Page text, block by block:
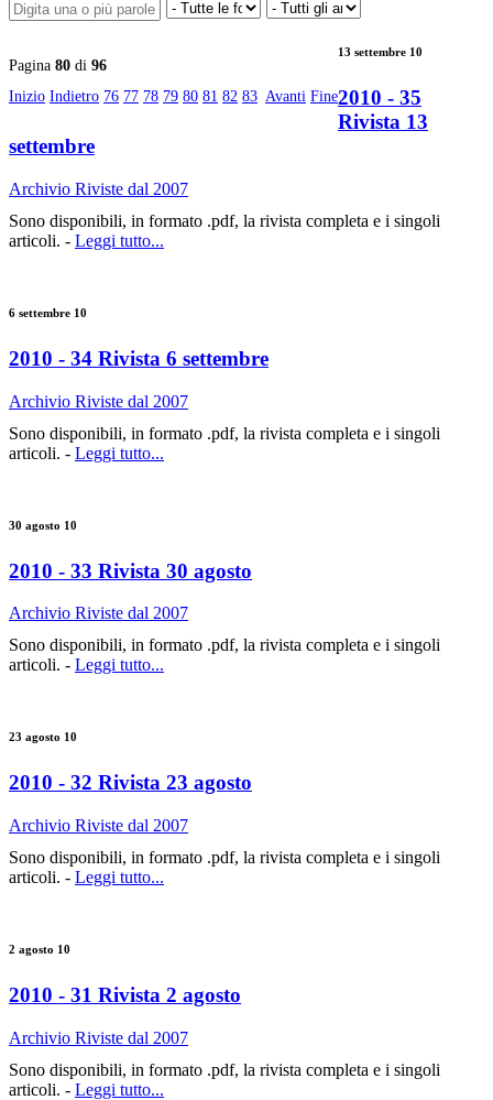
Pagina 80 di 96
Inizio Indietro 76 77 78 79 80 81 82 83 Avanti Fine
13 settembre 10
2010 - 35
Rivista 13
settembre
Archivio Riviste dal 2007
Sono disponibili, in formato .pdf, la rivista completa e i singoli
articoli. - Leggi tutto...
6 settembre 10
2010 - 34 Rivista 6 settembre
Archivio Riviste dal 2007
Sono disponibili, in formato .pdf, la rivista completa e i singoli
articoli. - Leggi tutto...
30 agosto 10
2010 - 33 Rivista 30 agosto
Archivio Riviste dal 2007
Sono disponibili, in formato .pdf, la rivista completa e i singoli
articoli. - Leggi tutto...
23 agosto 10
2010 - 32 Rivista 23 agosto
Archivio Riviste dal 2007
Sono disponibili, in formato .pdf, la rivista completa e i singoli
articoli. - Leggi tutto...
2 agosto 10
2010 - 31 Rivista 2 agosto
Archivio Riviste dal 2007
Sono disponibili, in formato .pdf, la rivista completa e i singoli
articoli. - Leggi tutto...